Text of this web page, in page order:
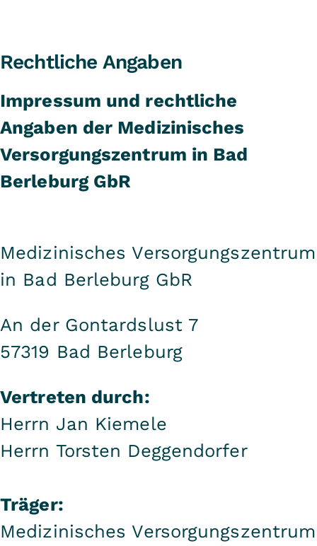
Rechtliche Angaben
Impressum und rechtliche
Angaben der Medizinisches
Versorgungszentrum in Bad
Berleburg GbR
Medizinisches Versorgungszentrum
in Bad Berleburg GbR
An der Gontardslust 7
57319 Bad Berleburg
Vertreten durch:
Herrn Jan Kiemele
Herrn Torsten Deggendorfer
Träger:
Medizinisches Versorgungszentrum